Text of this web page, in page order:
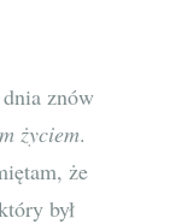
znów
życiem.
że
był